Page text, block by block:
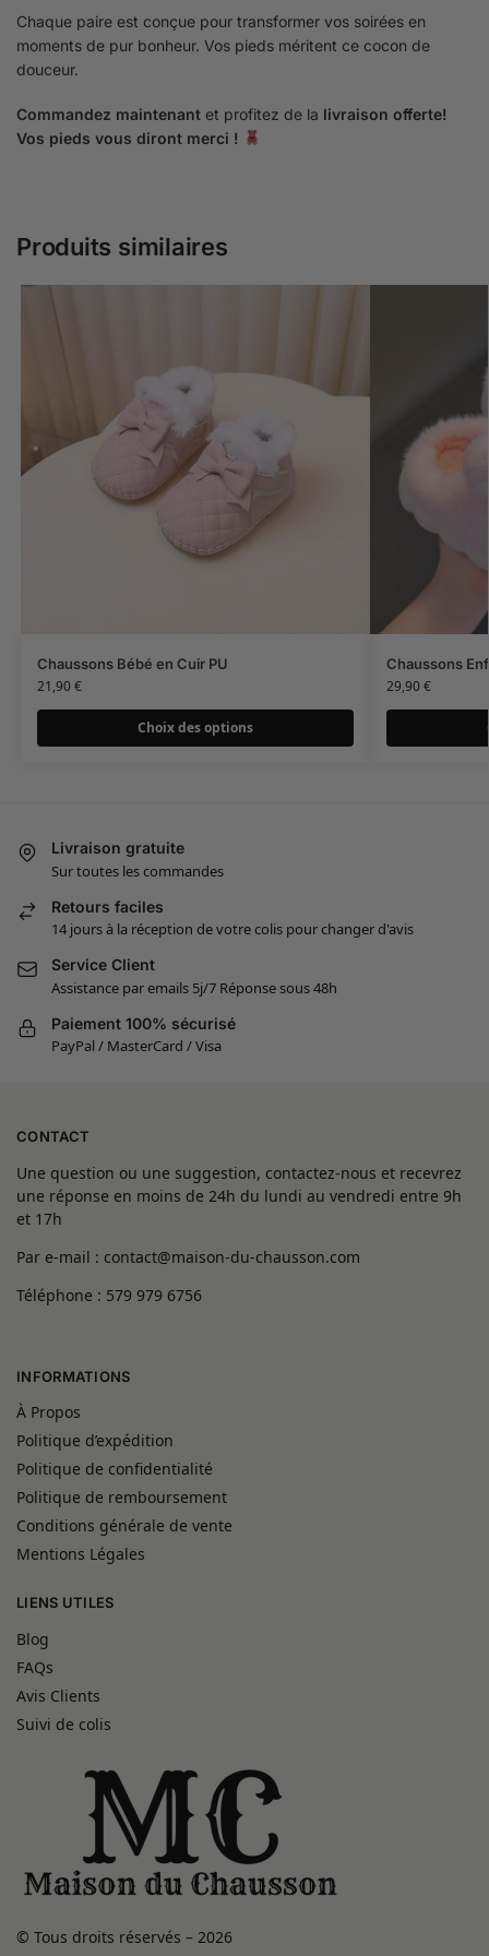
Chaque paire est conçue pour transformer vos soirées en
moments de pur bonheur. Vos pieds méritent ce cocon de
douceur.
Commandez maintenant et profitez de la livraison offerte!
Vos pieds vous diront merci !
Produits similaires
Chaussons Bébé en Cuir PU
21,90€
Choix des options
Chaussons
29,90€
Livraison gratuite
Sur toutes les commandes
Retours faciles
14 jours à la réception de votre colis pour changer d'avis
Service Client
Assistance par emails 5j/7 Réponse sous 48h
Paiement 100% sécurisé
PayPal / MasterCard / Visa
CONTACT
Une question ou une suggestion, contactez-nous et recevrez
une réponse en moins de 24h du lundi au vendredi entre 9h
et 17h
Par e-mail : contact@maison-du-chausson.com
Téléphone : 579 979 6756
INFORMATIONS
À Propos
Politique d’expédition
Politique de confidentialité
Politique de remboursement
Conditions générale de vente
Mentions Légales
LIENS UTILES
Blog
FAQs
Avis Clients
Suivi de colis
© Tous droits réservés – 2026